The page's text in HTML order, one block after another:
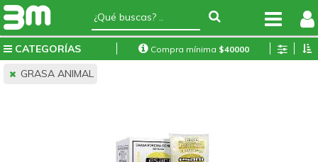
CATEGORÍAS Compra mínima $40000
GRASA ANIMAL